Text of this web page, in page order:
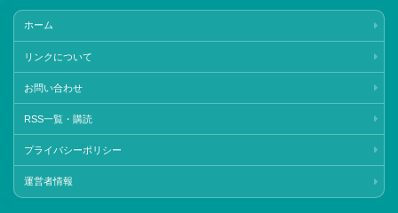
ホーム
リンクについて
お問い合わせ
RSS一覧・購読
プライバシーポリシー
運営者情報